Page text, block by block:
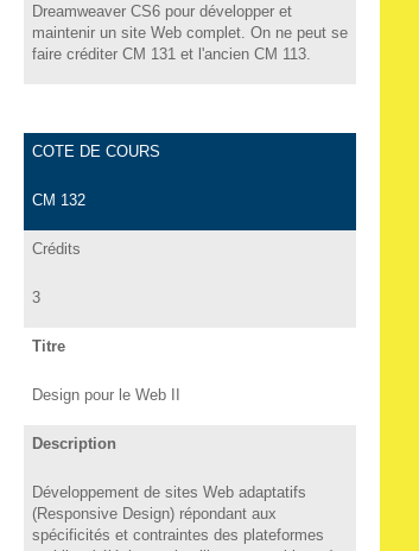
Dreamweaver CS6 pour développer et
maintenir un site Web complet. On ne peut se
faire créditer CM 131 et l'ancien CM 113.
COTE DE COURS
CM 132
Crédits
3
Titre
Design pour le Web II
Description
Développement de sites Web adaptatifs
(Responsive Design) répondant aux
spécificités et contraintes des plateformes